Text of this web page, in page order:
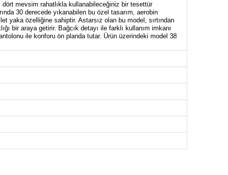
dört mevsim rahatlıkla kullanabileceğiniz bir tesettür
30 derecede yıkanabilen bu özel tasarım, aerobin
yaka özelliğine sahiptir. Astarsız olan bu model, sırtından
bir araya getirir. Bağcık detayı ile farklı kullanım imkanı
ile konforu ön planda tutar. Ürün üzerindeki model 38
BEDEN ÖLÇÜLERİ (CM)
Göğüs
Boy
108
78
112
78